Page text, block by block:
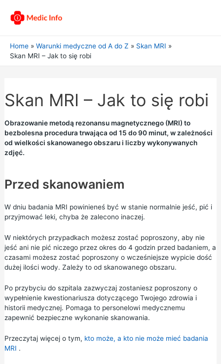
Home Warunki medyczne od A do Z
Skan MRI
Skan MRI – Jak to się robi
Skan MRI – Jak to się robi
Obrazowanie metodą rezonansu magnetycznego (MRI) to
bezbolesna procedura trwająca od 15 do 90 minut, w zależności
od wielkości skanowanego obszaru i liczby wykonywanych
zdjęć.
Przed skanowaniem
W dniu badania MRI powinieneś być w stanie normalnie jeść, pić i
przyjmować leki, chyba że zalecono inaczej.
W niektórych przypadkach możesz zostać poproszony, aby nie
jeść ani nie pić niczego przez okres do 4 godzin przed badaniem, a
czasami możesz zostać poproszony o wcześniejsze wypicie dość
dużej ilości wody. Zależy to od skanowanego obszaru.
Po przybyciu do szpitala zazwyczaj zostaniesz poproszony o
wypełnienie kwestionariusza dotyczącego Twojego zdrowia i
historii medycznej. Pomaga to personelowi medycznemu
zapewnić bezpieczne wykonanie skanowania.
Przeczytaj więcej o tym, kto może, a kto nie może mieć badania
MRI .